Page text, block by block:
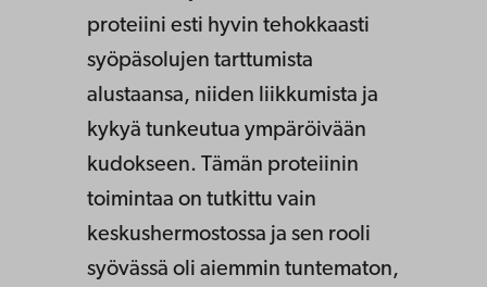
proteiini esti hyvin tehokkaasti
syöpäsolujen tarttumista
alustaansa, niiden liikkumista ja
kykyä tunkeutua ympäröivään
kudokseen. Tämän proteiinin
toimintaa on tutkittu vain
keskushermostossa ja sen rooli
syövässä oli aiemmin tuntematon,